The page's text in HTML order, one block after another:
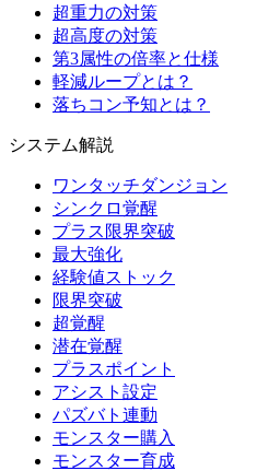
超重力の対策
超高度の対策
第3属性の倍率と仕様
軽減ループとは？
落ちコン予知とは？
システム解説
ワンタッチダンジョン
シンクロ覚醒
プラス限界突破
最大強化
経験値ストック
限界突破
超覚醒
潜在覚醒
プラスポイント
アシスト設定
パズバト連動
モンスター購入
モンスター育成